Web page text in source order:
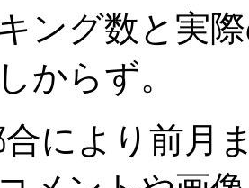
ング数と実
からず。
により前月